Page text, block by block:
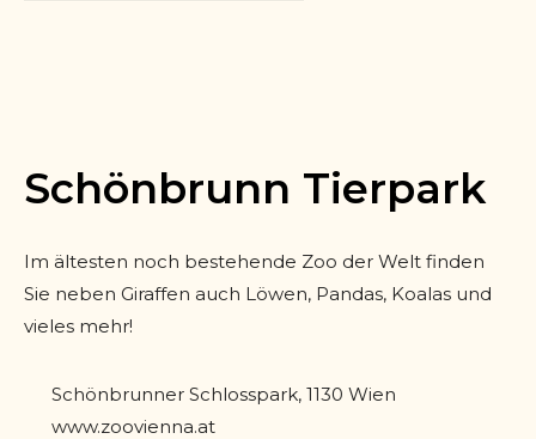
Schönbrunn Tierpark
Im ältesten noch bestehende Zoo der Welt finden
Sie neben Giraffen auch Löwen, Pandas, Koalas und
vieles mehr!
Schönbrunner Schlosspark, 1130 Wien
www.zoovienna.at